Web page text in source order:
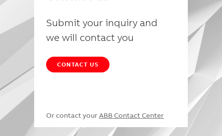
Submit your inquiry and
we will contact you
CONTACT US
Or contact your ABB Contact Center